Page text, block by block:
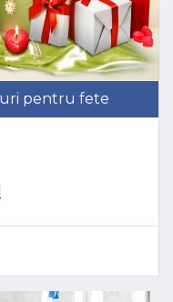
pentru fete